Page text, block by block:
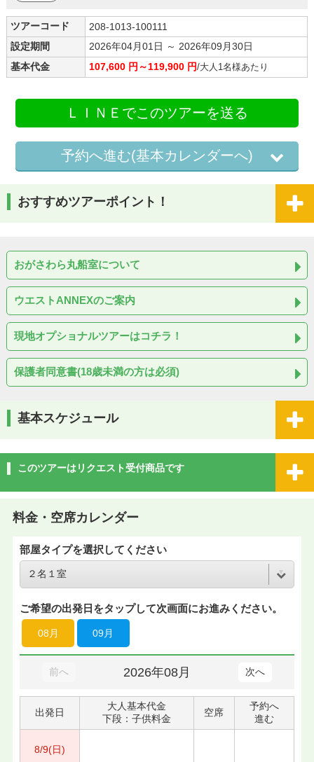
ツアーコード
208-1013-100111
設定期間
2026年04月01日 ～ 2026年09月30日
基本代金
107,600 円～119,900 円/大人1名様あたり
ＬＩＮＥでこのツアーを送る
予約へ進む(基本カレンダーへ)
おすすめツアーポイント！
おがさわら丸船室について
ウエストANNEXのご案内
現地オプショナルツアーはコチラ！
保護者同意書(18歳未満の方は必須)
基本スケジュール
このツアーはリクエスト受付商品です
料金・空席カレンダー
部屋タイプを選択してください
ご希望の出発日をタップして次画面にお進みください。
08月 09月
前へ 2026年08月 次へ
出発日
大人基本代金
下段：子供料金
空席
予約へ
進む
8/9(日)